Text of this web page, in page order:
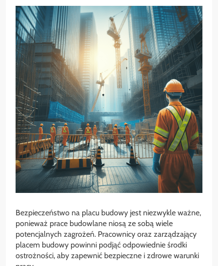
Bezpieczeństwo na placu budowy jest niezwykle ważne,
ponieważ prace budowlane niosą ze sobą wiele
potencjalnych zagrożeń. Pracownicy oraz zarządzający
placem budowy powinni podjąć odpowiednie środki
ostrożności, aby zapewnić bezpieczne i zdrowe warunki